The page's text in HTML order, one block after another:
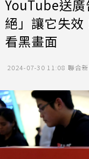
YouTube送
絕」讓它失
看黑畫面
2024-07-30 11:08 聯合